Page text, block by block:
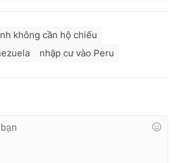
Thủy
không cần hộ chiếu
nhập cư vào Peru